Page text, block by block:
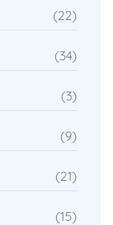
22
34
3
9
21
15